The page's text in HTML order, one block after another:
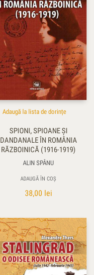
Adaugă la lista de dorințe
SPIONI, SPIOANE ŞI
DANDANALE ÎN ROMÂNIA
RĂZBOINICĂ (1916-1919)
ALIN SPÂNU
ADAUGĂ ÎN COȘ
38,00 lei